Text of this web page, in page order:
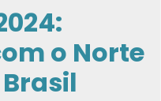
o Norte